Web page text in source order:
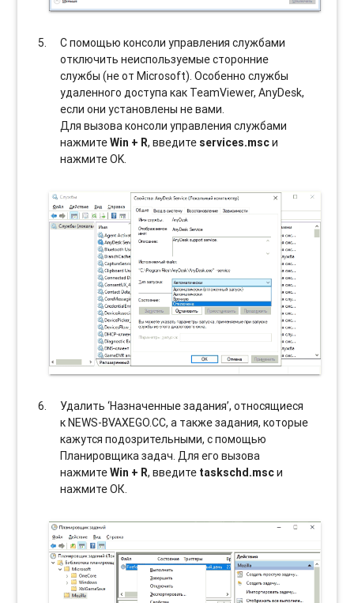
С помощью консоли управления службами
отключить неиспользуемые сторонние
службы (не от Microsoft). Особенно службы
удаленного доступа как TeamViewer, AnyDesk,
если они установлены не вами.
Для вызова консоли управления службами
нажмитеWin + R, введите services.mscи
нажмите OK.
Удалить ‘Назначенные задания’, относящиеся
к NEWS-BVAXEGO.CC, а также задания, которые
кажутся подозрительными, с помощью
Планировщика задач. Для его вызова
нажмитеWin + R, введите taskschd.mscи
нажмите ОК.